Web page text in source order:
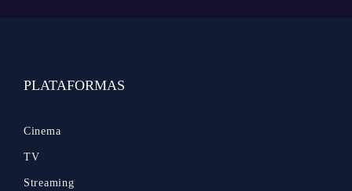
PLATAFORMAS
Cinema
TV
Streaming